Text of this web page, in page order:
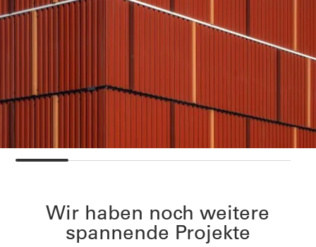
Wir haben noch weitere
spannende Projekte